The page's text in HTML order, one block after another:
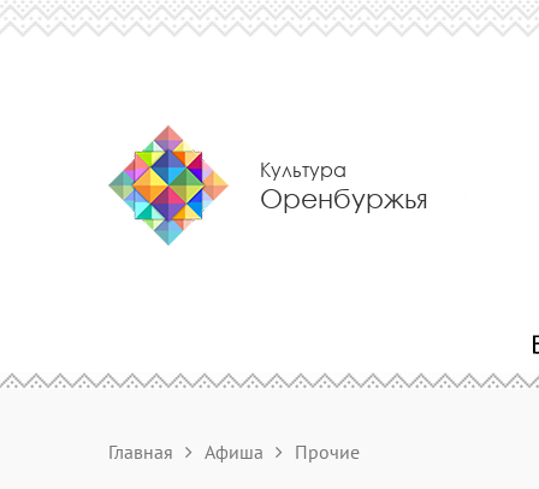
Культура
Оренбуржья
Главная Афиша Прочие